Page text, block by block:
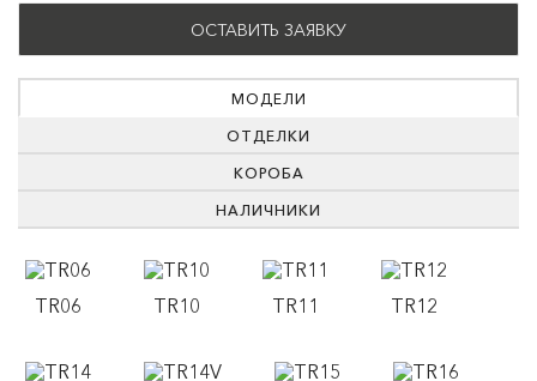
ОСТАВИТЬ ЗАЯВКУ
МОДЕЛИ
ОТДЕЛКИ
КОРОБА
НАЛИЧНИКИ
TR06 TR10 TR11 TR12